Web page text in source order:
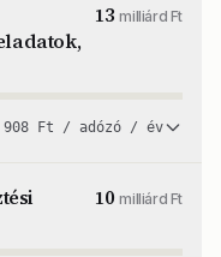
13milliárd Ft
908 Ft / adózó / év
10milliárd Ft